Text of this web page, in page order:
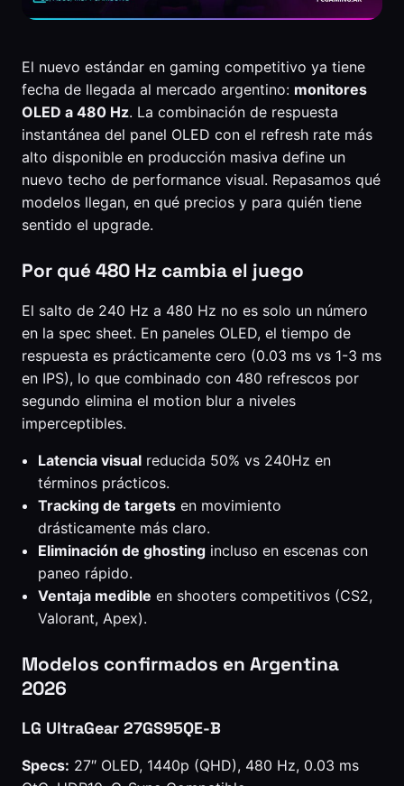
El nuevo estándar en gaming competitivo ya tiene
fecha de llegada al mercado argentino: monitores
OLED a 480 Hz. La combinación de respuesta
instantánea del panel OLED con el refresh rate más
alto disponible en producción masiva define un
nuevo techo de performance visual. Repasamos qué
modelos llegan, en qué precios y para quién tiene
sentido el upgrade.
Por qué 480 Hz cambia el juego
El salto de 240 Hz a 480 Hz no es solo un número
en la spec sheet. En paneles OLED, el tiempo de
respuesta es prácticamente cero (0.03 ms vs 1-3 ms
en IPS), lo que combinado con 480 refrescos por
segundo elimina el motion blur a niveles
imperceptibles.
Latencia visual reducida 50% vs 240Hz en
términos prácticos.
Tracking de targets en movimiento
drásticamente más claro.
Eliminación de ghosting incluso en escenas con
paneo rápido.
Ventaja medible en shooters competitivos (CS2,
Valorant, Apex).
Modelos confirmados en Argentina
2026
LG UltraGear 27GS95QE-B
Specs: 27″ OLED, 1440p (QHD), 480 Hz, 0.03 ms